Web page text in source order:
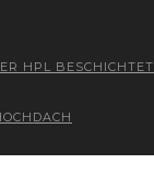
HPL BESCHICHTET